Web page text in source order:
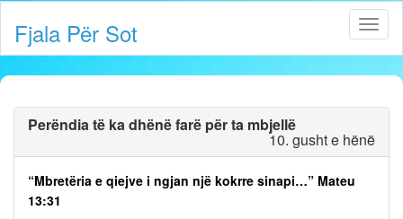
Fjala Për Sot
Perëndia të ka dhënë farë për ta mbjellë
10. gusht e hënë
“Mbretëria e qiejve i ngjan një kokrre sinapi…” Mateu
13:31